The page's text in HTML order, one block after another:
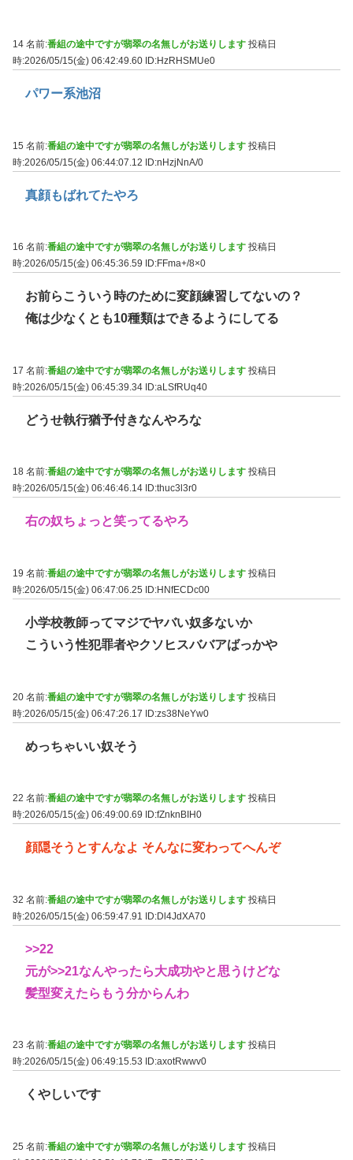
14 名前:番組の途中ですが翡翠の名無しがお送りします 投稿日
時:2026/05/15(金) 06:42:49.60 ID:HzRHSMUe0
パワー系池沼
15 名前:番組の途中ですが翡翠の名無しがお送りします 投稿日
時:2026/05/15(金) 06:44:07.12 ID:nHzjNnA/0
真顔もばれてたやろ
16 名前:番組の途中ですが翡翠の名無しがお送りします 投稿日
時:2026/05/15(金) 06:45:36.59
ID:FFma+/8×0
お前らこういう時のために変顔練習してないの？
俺は少なくとも10種類はできるようにしてる
17 名前:番組の途中ですが翡翠の名無しがお送りします 投稿日
時:2026/05/15(金) 06:45:39.34 ID:aLSfRUq40
どうせ執行猶予付きなんやろな
18 名前:番組の途中ですが翡翠の名無しがお送りします 投稿日
時:2026/05/15(金) 06:46:46.14 ID:thuc3l3r0
右の奴ちょっと笑ってるやろ
19 名前:番組の途中ですが翡翠の名無しがお送りします 投稿日
時:2026/05/15(金) 06:47:06.25
ID:HNfECDc00
小学校教師ってマジでヤバい奴多ないか
こういう性犯罪者やクソヒスババアばっかや
20 名前:番組の途中ですが翡翠の名無しがお送りします 投稿日
時:2026/05/15(金) 06:47:26.17 ID:zs38NeYw0
めっちゃいい奴そう
22 名前:番組の途中ですが翡翠の名無しがお送りします 投稿日
時:2026/05/15(金) 06:49:00.69
ID:fZnknBIH0
顔隠そうとすんなよ そんなに変わってへんぞ
32 名前:番組の途中ですが翡翠の名無しがお送りします 投稿日
時:2026/05/15(金) 06:59:47.91 ID:Dl4JdXA70
>>22
元が>>21なんやったら大成功やと思うけどな
髪型変えたらもう分からんわ
23 名前:番組の途中ですが翡翠の名無しがお送りします 投稿日
時:2026/05/15(金) 06:49:15.53
ID:axotRwwv0
くやしいです
25 名前:番組の途中ですが翡翠の名無しがお送りします 投稿日